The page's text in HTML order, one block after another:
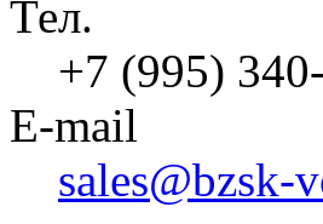
Тел.
+7 (995)
E-mail
sales@bzsk-